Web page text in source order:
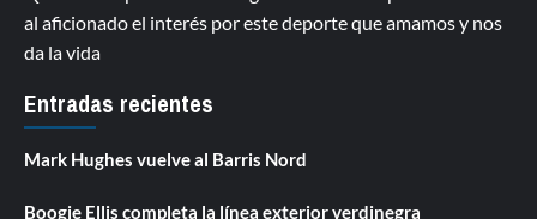
al aficionado el interés por este deporte que amamos y nos
da la vida
Entradas recientes
Mark Hughes vuelve al Barris Nord
Boogie Ellis completa la línea exterior verdinegra